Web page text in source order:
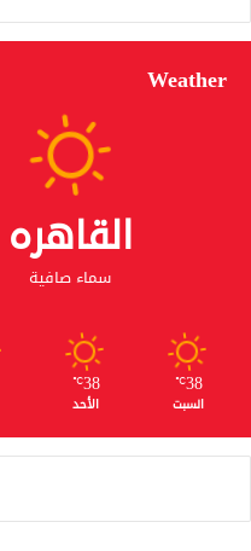
Weather
القاهره
سماء صافية
38
℃
السبت
38
℃
الأحد